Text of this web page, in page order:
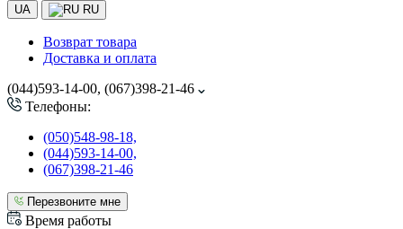
UA RU
Возврат товара
Доставка и оплата
(044)593-14-00, (067)398-21-46
Телефоны:
(050)548-98-18,
(044)593-14-00,
(067)398-21-46
Перезвоните мне
Время работы